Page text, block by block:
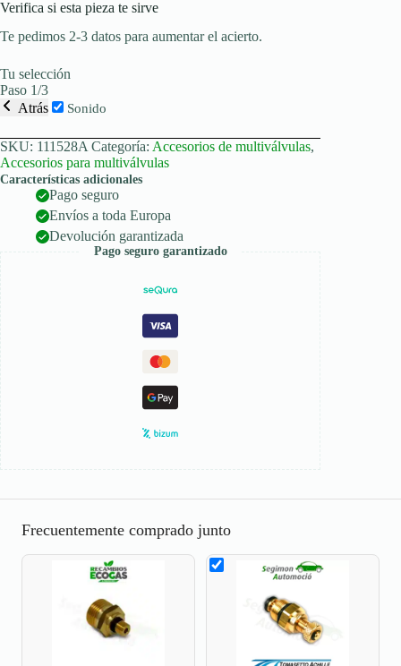
Verifica si esta pieza te sirve
Te pedimos 2-3 datos para aumentar el acierto.
Tu selección
Paso 1/3
Atrás
Sonido
SKU: 111528A Categoría: Accesorios de multiválvulas,
Accesorios para multiválvulas
Características adicionales
Pago seguro
Envíos a toda Europa
Devolución garantizada
Pago seguro garantizado
Frecuentemente comprado junto